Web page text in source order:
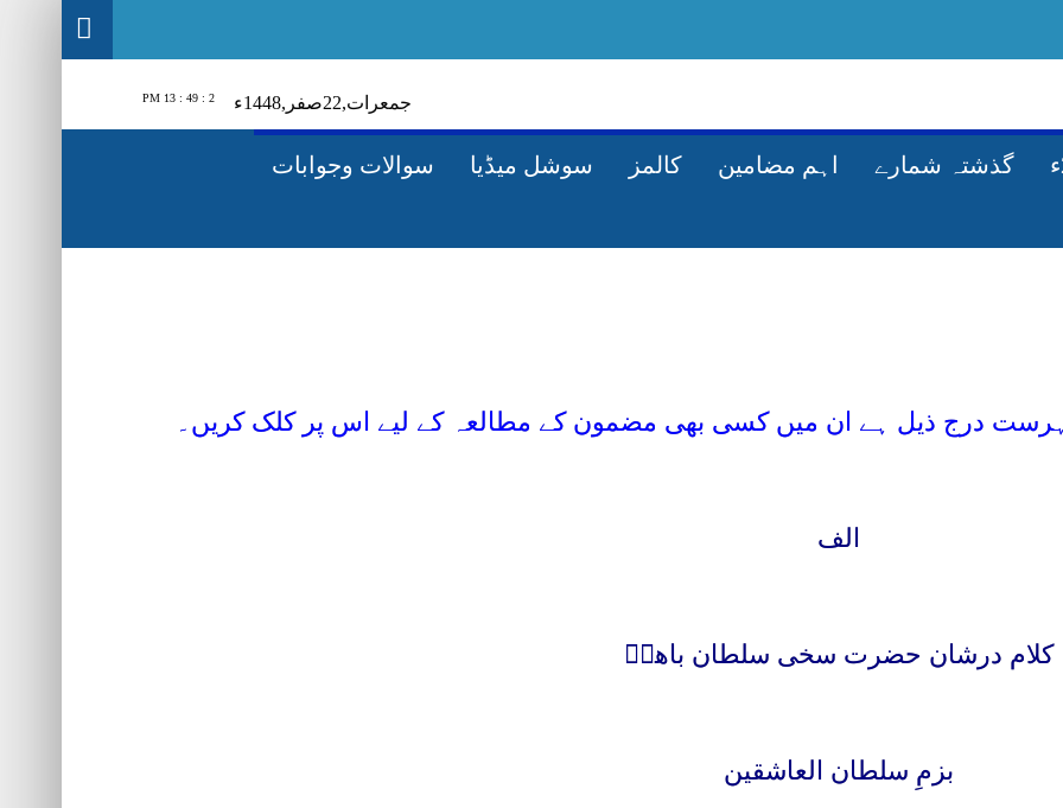
2 : 49 : 14 PM جمعرات‬‮, 22صفر‬, 1448ء
گذشتہ شمارے اہم مضامین کالمز سوشل میڈیا سوالات وجوابات
الف
کلام درشان حضرت سخی سلطان باھوؒ
بزمِ سلطان العاشقین